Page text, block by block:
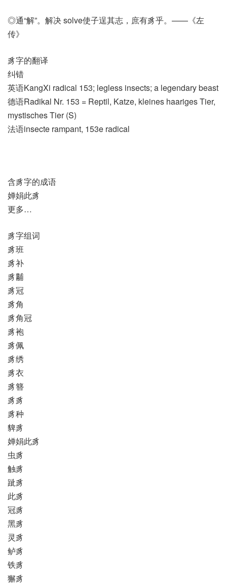
◎通“解”。解决 solve使子逞其志，庶有豸乎。——《左
传》
豸字的翻译
纠错
英语KangXi radical 153; legless insects; a legendary beast
德语Radikal Nr. 153 = Reptil, Katze, kleines haariges Tier,
mystisches Tier (S)
法语insecte rampant, 153e radical
含豸字的成语
婵娟此豸
更多…
豸字组词
豸班
豸补
豸黼
豸冠
豸角
豸角冠
豸袍
豸佩
豸绣
豸衣
豸簪
豸豸
豸种
貏豸
婵娟此豸
虫豸
触豸
跐豸
此豸
冠豸
黑豸
灵豸
鲈豸
铁豸
獬豸